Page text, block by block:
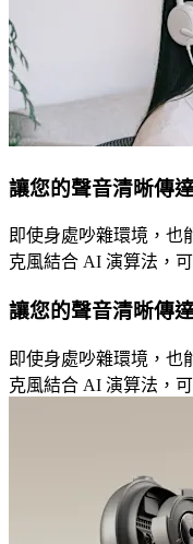
讓您的聲音清晰傳
即使身處吵雜環境，也
克風結合 AI 演算法，
讓您的聲音清晰傳
即使身處吵雜環境，也
克風結合 AI 演算法，